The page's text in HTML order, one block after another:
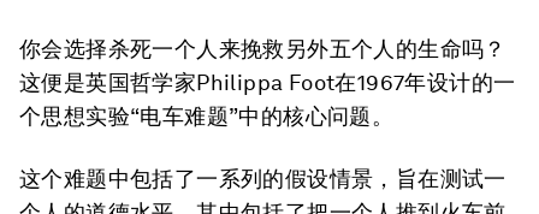
你会选择杀死一个人来挽救另外五个人的生命吗？
这便是英国哲学家Philippa Foot在1967年设计的一
个思想实验“电车难题”中的核心问题。
这个难题中包括了一系列的假设情景，旨在测试一